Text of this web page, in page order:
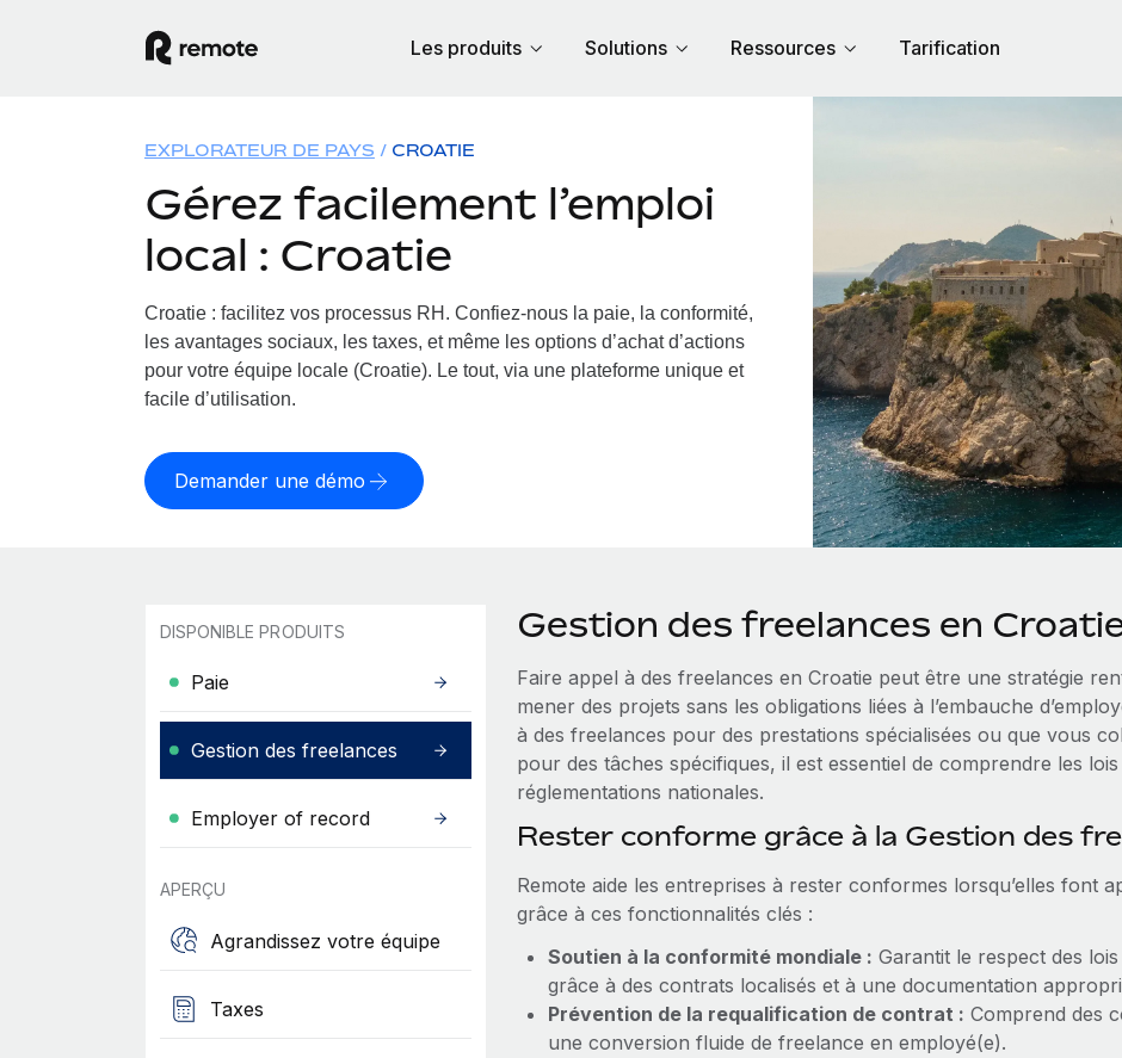
Les produits Solutions Ressources Tarification
EXPLORATEUR DE PAYS CROATIE
Gérez facilement l’emploi
local : Croatie
Croatie : facilitez vos processus RH. Confiez-nous la paie, la conformité,
les avantages sociaux, les taxes, et même les options d’achat d’actions
pour votre équipe locale (Croatie). Le tout, via une plateforme unique et
facile d’utilisation.
Demander une démo
DISPONIBLE PRODUITS
Paie
Gestion des freelances
Employer of record
APERÇU
Agrandissez votre équipe
Taxes
Gestion des freelances en
Faire appel à des freelances en Croatie peut être une stratégie
mener des projets sans les obligations liées à l’embauche
à des freelances pour des prestations spécialisées ou que vous
pour des tâches spécifiques, il est essentiel de comprendre les
réglementations nationales.
Rester conforme grâce à la Gestion des
Remote aide les entreprises à rester conformes lorsqu’elles font
grâce à ces fonctionnalités clés :
Soutien à la conformité mondiale : Garantit le respect des
grâce à des contrats localisés et à une documentation
Prévention de la requalification de contrat : Comprend des
une conversion fluide de freelance en employé(e).